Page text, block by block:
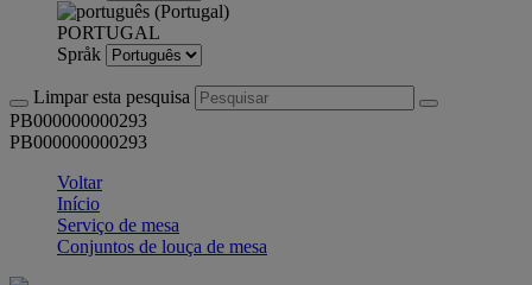
PORTUGAL
Språk
Limpar esta pesquisa
PB000000000293
PB000000000293
Voltar
Início
Serviço de mesa
Conjuntos de louça de mesa